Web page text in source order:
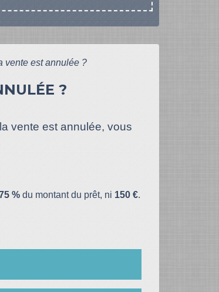
vente est annulée ?
?
vente est annulée, vous
% du montant du prêt, ni 150 €.